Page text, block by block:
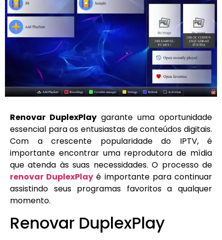
Renovar DuplexPlay garante uma oportunidade
essencial para os entusiastas de conteúdos digitais.
Com a crescente popularidade do IPTV, é
importante encontrar uma reprodutora de mídia
que atenda às suas necessidades. O processo de
renovar DuplexPlay é importante para continuar
assistindo seus programas favoritos a qualquer
momento.
Renovar DuplexPlay